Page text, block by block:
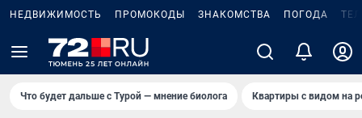
НЕДВИЖИМОСТЬ ПРОМОКОДЫ ЗНАКОМСТВА ПОГОДА
Что будет дальше с Турой — мнение биолога Квартиры с видом на